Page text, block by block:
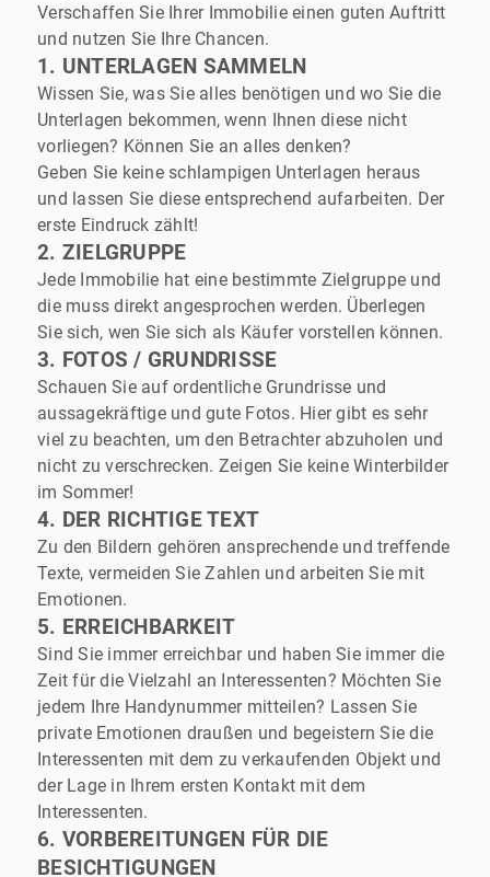
Verschaffen Sie Ihrer Immobilie einen guten Auftritt
und nutzen Sie Ihre Chancen.
1. UNTERLAGEN SAMMELN
Wissen Sie, was Sie alles benötigen und wo Sie die
Unterlagen bekommen, wenn Ihnen diese nicht
vorliegen? Können Sie an alles denken?
Geben Sie keine schlampigen Unterlagen heraus
und lassen Sie diese entsprechend aufarbeiten. Der
erste Eindruck zählt!
2. ZIELGRUPPE
Jede Immobilie hat eine bestimmte Zielgruppe und
die muss direkt angesprochen werden. Überlegen
Sie sich, wen Sie sich als Käufer vorstellen können.
3. FOTOS / GRUNDRISSE
Schauen Sie auf ordentliche Grundrisse und
aussagekräftige und gute Fotos. Hier gibt es sehr
viel zu beachten, um den Betrachter abzuholen und
nicht zu verschrecken. Zeigen Sie keine Winterbilder
im Sommer!
4. DER RICHTIGE TEXT
Zu den Bildern gehören ansprechende und treffende
Texte, vermeiden Sie Zahlen und arbeiten Sie mit
Emotionen.
5. ERREICHBARKEIT
Sind Sie immer erreichbar und haben Sie immer die
Zeit für die Vielzahl an Interessenten? Möchten Sie
jedem Ihre Handynummer mitteilen? Lassen Sie
private Emotionen draußen und begeistern Sie die
Interessenten mit dem zu verkaufenden Objekt und
der Lage in Ihrem ersten Kontakt mit dem
Interessenten.
6. VORBEREITUNGEN FÜR DIE
BESICHTIGUNGEN